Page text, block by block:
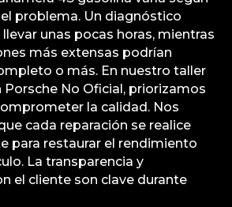
problema. Un diagnóstico
unas pocas horas, mientras
más extensas podrían
o más. En nuestro taller
Porsche No Oficial, priorizamos
la calidad. Nos
cada reparación se realice
para restaurar el rendimiento
La transparencia y
el cliente son clave durante